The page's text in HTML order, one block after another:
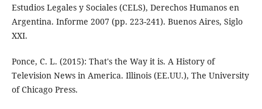
Estudios Legales y Sociales (CELS), Derechos Humanos en
Argentina. Informe 2007 (pp. 223-241). Buenos Aires, Siglo
XXI.
Ponce, C. L. (2015): That's the Way it is. A History of
Television News in America. Illinois (EE.UU.), The University
of Chicago Press.